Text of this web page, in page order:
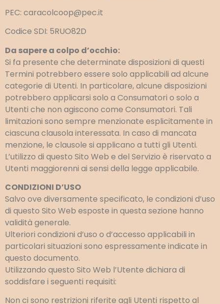
PEC: caracolcoop@pec.it
Codice SDI: 5RUO82D
Da sapere a colpo d’occhio:
Si fa presente che determinate disposizioni di questi
Termini potrebbero essere solo applicabili ad alcune
categorie di Utenti. In particolare, alcune disposizioni
potrebbero applicarsi solo a Consumatori o solo a
Utenti che non agiscono come Consumatori. Tali
limitazioni sono sempre menzionate esplicitamente in
ciascuna clausola interessata. In caso di mancata
menzione, le clausole si applicano a tutti gli Utenti.
L’utilizzo di questo Sito Web e del Servizio è riservato a
Utenti maggiorenni ai sensi della legge applicabile.
CONDIZIONI D’USO
Salvo ove diversamente specificato, le condizioni d’uso
di questo Sito Web esposte in questa sezione hanno
validità generale.
Ulteriori condizioni d’uso o d’accesso applicabili in
particolari situazioni sono espressamente indicate in
questo documento.
Utilizzando questo Sito Web l’Utente dichiara di
soddisfare i seguenti requisiti:
Non ci sono restrizioni riferite agli Utenti rispetto al